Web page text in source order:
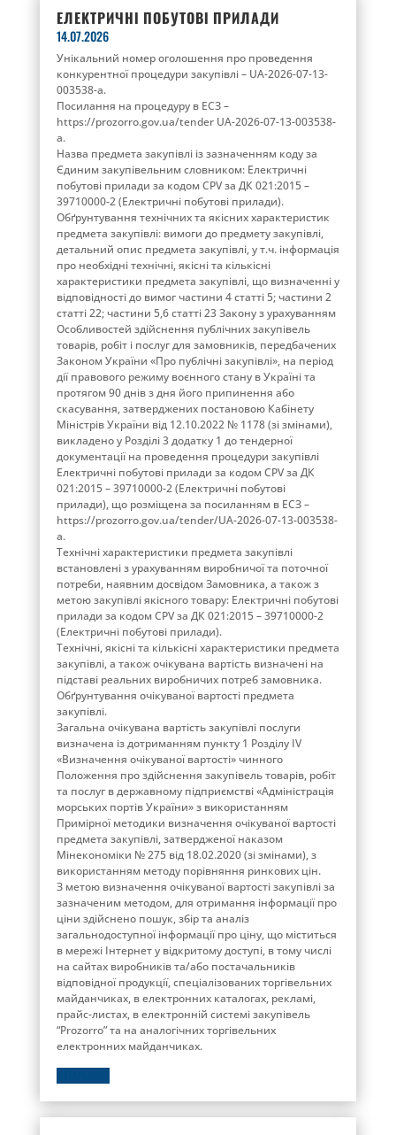
ЕЛЕКТРИЧНІ ПОБУТОВІ ПРИЛАДИ
14.07.2026
Унікальний номер оголошення про проведення
конкурентної процедури закупівлі – UA-2026-07-13-
003538-a.
Посилання на процедуру в ЕСЗ –
https://prozorro.gov.ua/tender UA-2026-07-13-003538-
a.
Назва предмета закупівлі із зазначенням коду за
Єдиним закупівельним словником: Електричні
побутові прилади за кодом CPV за ДК 021:2015 –
39710000-2 (Електричні побутові прилади).
Обґрунтування технічних та якісних характеристик
предмета закупівлі: вимоги до предмету закупівлі,
детальний опис предмета закупівлі, у т.ч. інформація
про необхідні технічні, якісні та кількісні
характеристики предмета закупівлі, що визначенні у
відповідності до вимог частини 4 статті 5; частини 2
статті 22; частини 5,6 статті 23 Закону з урахуванням
Особливостей здійснення публічних закупівель
товарів, робіт і послуг для замовників, передбачених
Законом України «Про публічні закупівлі», на період
дії правового режиму воєнного стану в Україні та
протягом 90 днів з дня його припинення або
скасування, затверджених постановою Кабінету
Міністрів України від 12.10.2022 № 1178 (зі змінами),
викладено у Розділі 3 додатку 1 до тендерної
документації на проведення процедури закупівлі
Електричні побутові прилади за кодом CPV за ДК
021:2015 – 39710000-2 (Електричні побутові
прилади), що розміщена за посиланням в ЕСЗ –
https://prozorro.gov.ua/tender/UA-2026-07-13-003538-
a.
Технічні характеристики предмета закупівлі
встановлені з урахуванням виробничої та поточної
потреби, наявним досвідом Замовника, а також з
метою закупівлі якісного товару: Електричні побутові
прилади за кодом CPV за ДК 021:2015 – 39710000-2
(Електричні побутові прилади).
Технічні, якісні та кількісні характеристики предмета
закупівлі, а також очікувана вартість визначені на
підставі реальних виробничих потреб замовника.
Обґрунтування очікуваної вартості предмета
закупівлі.
Загальна очікувана вартість закупівлі послуги
визначена із дотриманням пункту 1 Розділу ІV
«Визначення очікуваної вартості» чинного
Положення про здійснення закупівель товарів, робіт
та послуг в державному підприємстві «Адміністрація
морських портів України» з використанням
Примірної методики визначення очікуваної вартості
предмета закупівлі, затвердженої наказом
Мінекономіки № 275 від 18.02.2020 (зі змінами), з
використанням методу порівняння ринкових цін.
З метою визначення очікуваної вартості закупівлі за
зазначеним методом, для отримання інформації про
ціни здійснено пошук, збір та аналіз
загальнодоступної інформації про ціну, що міститься
в мережі Інтернет у відкритому доступі, в тому числі
на сайтах виробників та/або постачальників
відповідної продукції, спеціалізованих торгівельних
майданчиках, в електронних каталогах, рекламі,
прайс-листах, в електронній системі закупівель
“Prozorro” та на аналогічних торгівельних
електронних майданчиках.